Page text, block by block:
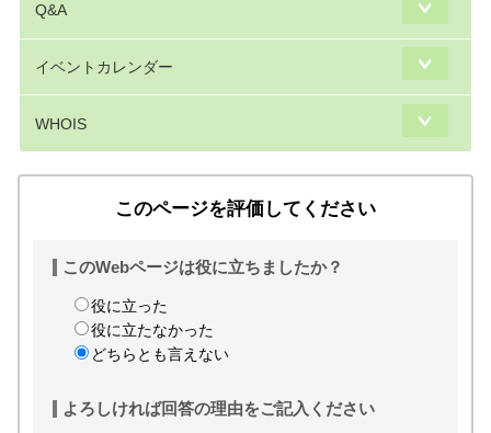
Q&A
イベントカレンダー
WHOIS
このページを評価してください
このWebページは役に立ちましたか？
役に立った
役に立たなかった
どちらとも言えない
よろしければ回答の理由をご記入ください